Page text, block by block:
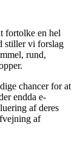
fortolke en hel
stiller vi forslag
rund,
chancer for at
endda e-
af deres
af